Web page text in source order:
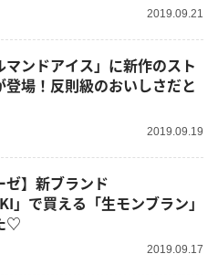
2019.09.21
マンドアイス」に新作のスト
登場！反則級のおいしさだと
2019.09.19
ゼ】新ブランド
」で買える「生モンブラン」
♡
2019.09.17